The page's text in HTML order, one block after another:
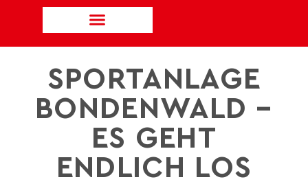
SPORTANLAGE
BONDENWALD –
ES GEHT
ENDLICH LOS